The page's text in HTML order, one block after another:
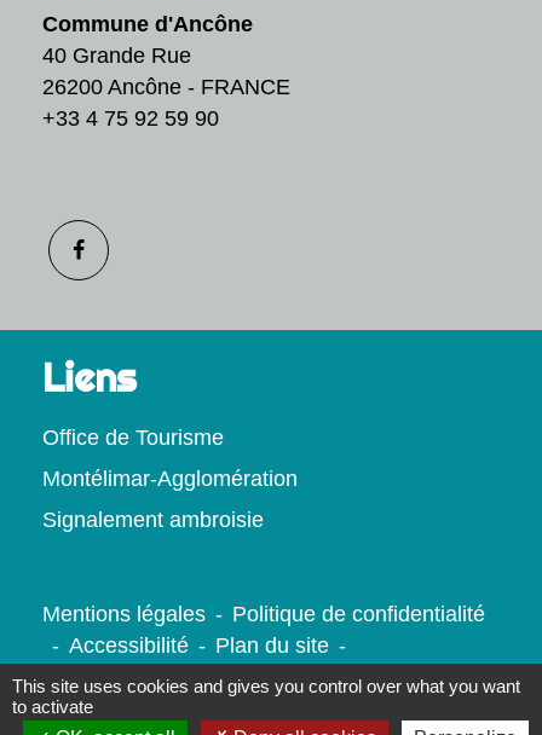
Commune d'Ancône
40 Grande Rue
26200 Ancône - FRANCE
+33 4 75 92 59 90
Liens
Office de Tourisme
Montélimar-Agglomération
Signalement ambroisie
Mentions légales - Politique de confidentialité
- Accessibilité - Plan du site -
Gestion des cookies
This site uses cookies and gives you control over what you want
to activate